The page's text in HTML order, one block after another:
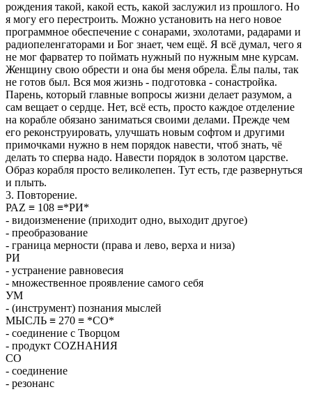
рождения такой, какой есть, какой заслужил из прошлого. Но
я могу его перестроить. Можно установить на него новое
программное обеспечение с сонарами, эхолотами, радарами и
радиопеленгаторами и Бог знает, чем ещё. Я всё думал, чего я
не мог фарватер то поймать нужный по нужным мне курсам.
Женщину свою обрести и она бы меня обрела. Ёлы палы, так
не готов был. Вся моя жизнь - подготовка - сонастройка.
Парень, который главные вопросы жизни делает разумом, а
сам вещает о сердце. Нет, всё есть, просто каждое отделение
на корабле обязано заниматься своими делами. Прежде чем
его реконструировать, улучшать новым софтом и другими
примочками нужно в нем порядок навести, чтоб знать, чё
делать то сперва надо. Навести порядок в золотом царстве.
Образ корабля просто великолепен. Тут есть, где развернуться
и плыть.
3. Повторение.
РАZ ≡ 108 ≡*РИ*
- видоизменение (приходит одно, выходит другое)
- преобразование
- граница мерности (права и лево, верха и низа)
РИ
- устранение равновесия
- множественное проявление самого себя
УМ
- (инструмент) познания мыслей
МЫСЛЬ ≡ 270 ≡ *СО*
- соединение с Творцом
- продукт СОZНАНИЯ
СО
- соединение
- резонанс